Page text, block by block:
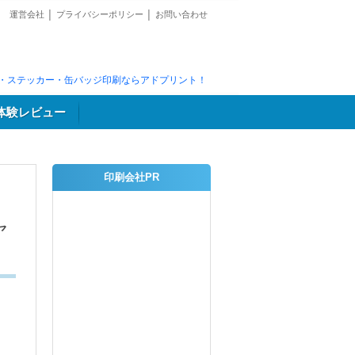
運営会社 プライバシーポリシー お問い合わせ
ステッカー・缶バッジ印刷ならアドプリント！
験レビュー
印刷会社PR